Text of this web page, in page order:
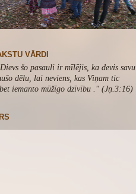
VĀRDI
šo pasauli ir mīlējis, ka devis savu
dēlu, lai neviens, kas Viņam tic
iemanto mūžīgo dzīvību . " (Jņ.3:16)